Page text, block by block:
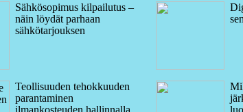
Sähkösopimus kilpailutus –
näin löydät parhaan
sähkötarjouksen
Teollisuuden tehokkuuden
parantaminen
ilmankosteuden hallinnalla